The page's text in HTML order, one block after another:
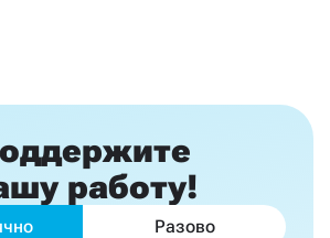
работу!
Разово